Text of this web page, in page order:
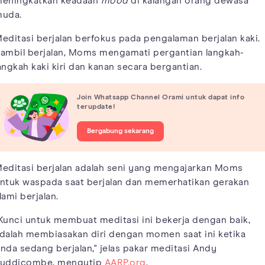
berjalan berfokus pada pengalaman berjalan kaki.
berjalan, Moms mengamati pergantian langkah-
kaki kiri dan kanan secara bergantian.
Join Whatsapp Channel Orami untuk dapat info
terupdate!
Bergabung sekarang
berjalan adalah seni yang mengajarkan Moms
waspada saat berjalan dan memerhatikan gerakan
berjalan.
untuk membuat meditasi ini bekerja dengan baik,
membiasakan diri dengan momen saat ini ketika
sedang berjalan," jelas pakar meditasi Andy
mengutip AARP.org.